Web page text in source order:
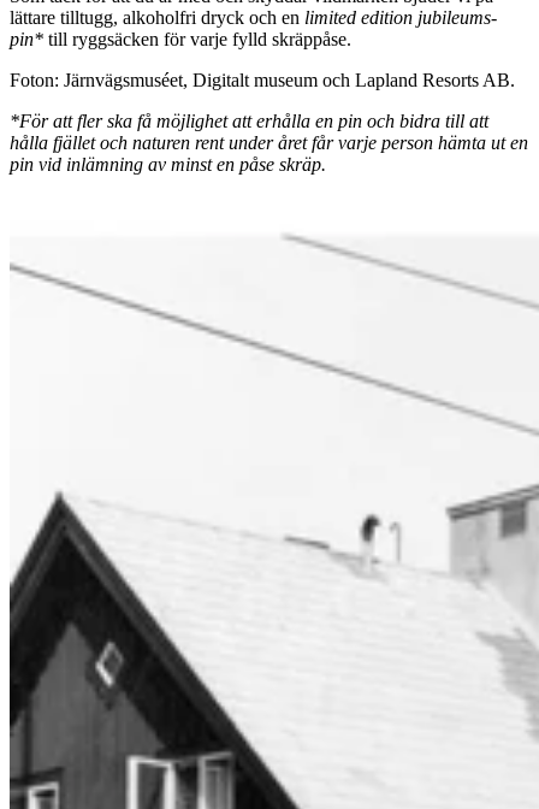
lättare tilltugg, alkoholfri dryck och en limited edition jubileums-
pin* till ryggsäcken för varje fylld skräppåse.
Foton: Järnvägsmuséet, Digitalt museum och Lapland Resorts AB.
*För att fler ska få möjlighet att erhålla en pin och bidra till att
hålla fjället och naturen rent under året får varje person hämta ut en
pin vid inlämning av minst en påse skräp.